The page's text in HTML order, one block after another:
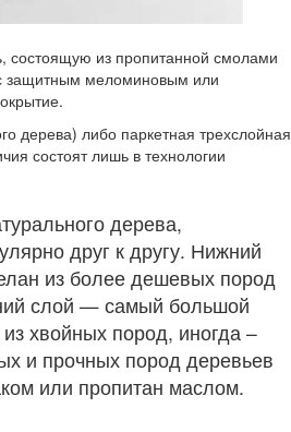
состоящую из пропитанной смолами
защитным меломиновым или
дерева) либо паркетная трехслойная
состоят лишь в технологии
дерева,
друг к другу. Нижний
из более дешевых пород
слой — самый большой
хвойных пород, иногда –
и прочных пород деревьев
или пропитан маслом.